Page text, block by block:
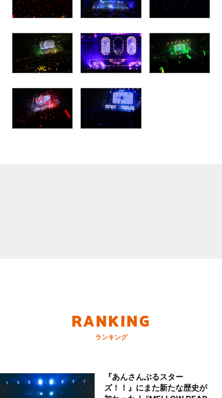
RANKING
ランキング
『あんさんぶるスター
ズ！！』にまた新たな歴史が